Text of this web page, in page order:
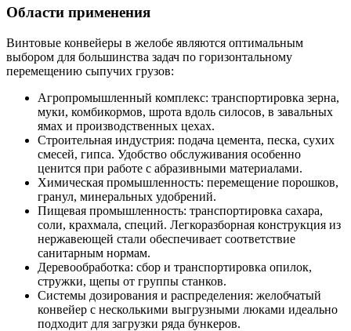
Области применения
Винтовые конвейеры в желобе являются оптимальным
выбором для большинства задач по горизонтальному
перемещению сыпучих грузов:
Агропромышленный комплекс: транспортировка зерна,
муки, комбикормов, шрота вдоль силосов, в завальных
ямах и производственных цехах.
Строительная индустрия: подача цемента, песка, сухих
смесей, гипса. Удобство обслуживания особенно
ценится при работе с абразивными материалами.
Химическая промышленность: перемещение порошков,
гранул, минеральных удобрений.
Пищевая промышленность: транспортировка сахара,
соли, крахмала, специй. Легкоразборная конструкция из
нержавеющей стали обеспечивает соответствие
санитарным нормам.
Деревообработка: сбор и транспортировка опилок,
стружки, щепы от группы станков.
Системы дозирования и распределения: желобчатый
конвейер с несколькими выгрузными люками идеально
подходит для загрузки ряда бункеров.